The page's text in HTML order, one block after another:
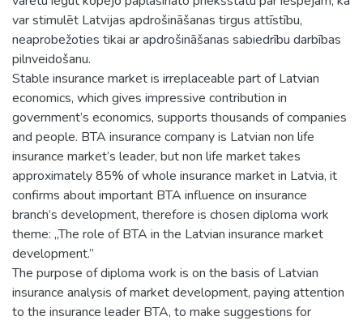
var stimulēt Latvijas apdrošināšanas tirgus attīstību,
neaprobežoties tikai ar apdrošināšanas sabiedrību darbības
pilnveidošanu.
Stable insurance market is irreplaceable part of Latvian
economics, which gives impressive contribution in
government’s economics, supports thousands of companies
and people. BTA insurance company is Latvian non life
insurance market’s leader, but non life market takes
approximately 85% of whole insurance market in Latvia, it
confirms about important BTA influence on insurance
branch’s development, therefore is chosen diploma work
theme: „The role of BTA in the Latvian insurance market
development.”
The purpose of diploma work is on the basis of Latvian
insurance analysis of market development, paying attention
to the insurance leader BTA, to make suggestions for